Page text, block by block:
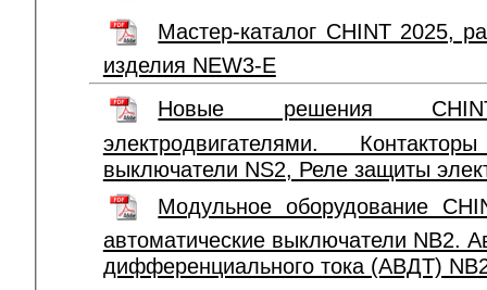
Мастер-каталог CHINT 2025,
изделия NEW3-E
Новые решения
электродвигателями.
выключатели NS2, Реле защиты
Модульное оборудование
автоматические выключатели NB2.
дифференциального тока (АВДТ)